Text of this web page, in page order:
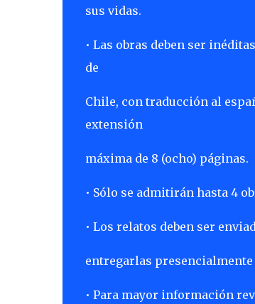
sus vidas.
• Las obras deben ser
de
Chile, con traducción al
extensión
máxima de 8 (ocho) páginas.
• Sólo se admitirán hasta 4
• Los relatos deben ser
entregarlas presencialmente
• Para mayor información